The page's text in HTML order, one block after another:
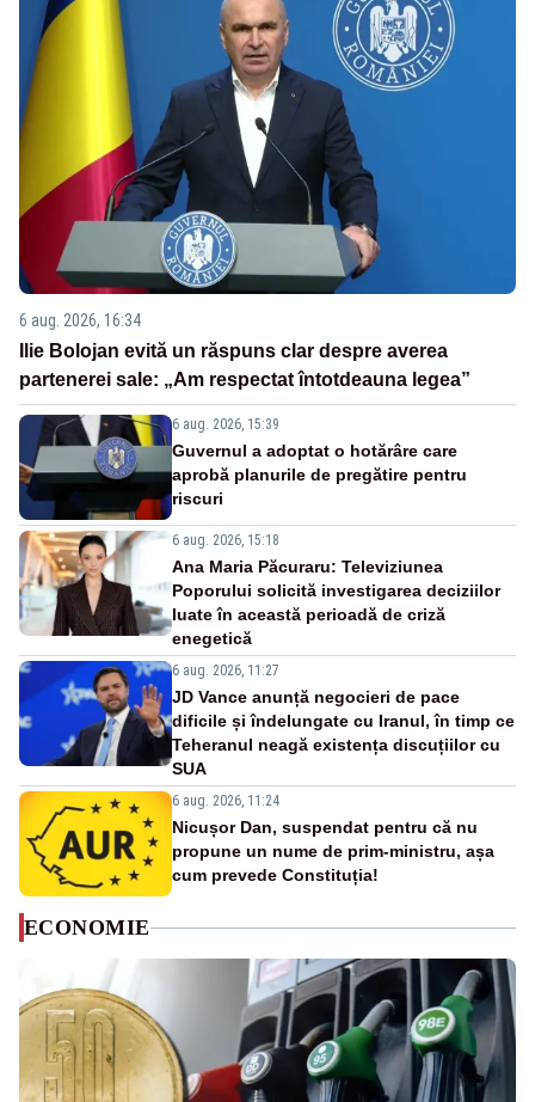
6 aug. 2026, 16:34
Ilie Bolojan evită un răspuns clar despre averea
partenerei sale: „Am respectat întotdeauna legea”
6 aug. 2026, 15:39
Guvernul a adoptat o hotărâre care
aprobă planurile de pregătire pentru
riscuri
6 aug. 2026, 15:18
Ana Maria Păcuraru: Televiziunea
Poporului solicită investigarea deciziilor
luate în această perioadă de criză
enegetică
6 aug. 2026, 11:27
JD Vance anunță negocieri de pace
dificile și îndelungate cu Iranul, în timp ce
Teheranul neagă existența discuțiilor cu
SUA
6 aug. 2026, 11:24
Nicușor Dan, suspendat pentru că nu
propune un nume de prim-ministru, așa
cum prevede Constituția!
ECONOMIE